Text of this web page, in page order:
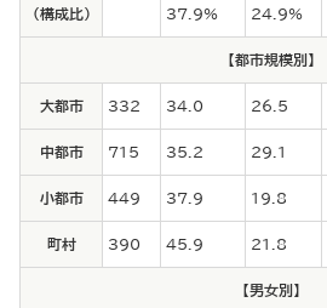
（構成比） 37.9% 24.9%
【都市規模別】
大都市 332 34.0 26.5
中都市 715 35.2 29.1
小都市 449 37.9 19.8
町村 390 45.9 21.8
【男女別】